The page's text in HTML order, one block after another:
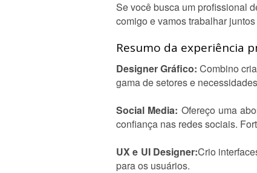
Se você busca um profissional
comigo e vamos trabalhar
Resumo da experiência
Designer Gráfico: Combino
gama de setores e
Social Media: Ofereço uma
confiança nas redes sociais.
UX e UI Designer:Crio
para os usuários.